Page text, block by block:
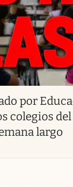
por
colegios
largo